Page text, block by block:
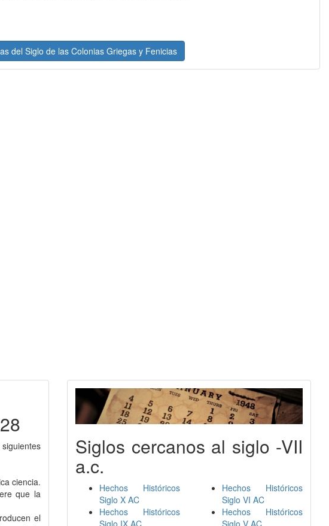
del Siglo de las Colonias Griegas y Fenicias
ciencia.
que la
el
Siglos cercanos al siglo -VII
a.c.
Hechos Históricos
Siglo X AC
Hechos Históricos
Siglo IX AC
Hechos Históricos
Siglo VI AC
Hechos Históricos
Siglo V AC